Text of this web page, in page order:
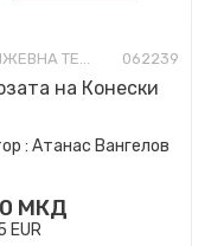
КНИЖЕВНА ТЕОРИЈА И КРИТИКА 062239
на Конески
: Атанас Вангелов
МКД
EUR